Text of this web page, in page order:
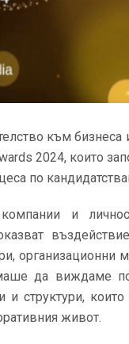
към бизнеса
2024, които
по
и
организационни
да виждаме
и структури,
живот.